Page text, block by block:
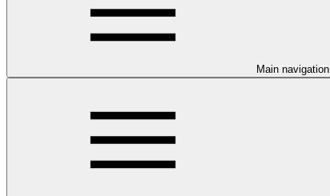
Main navigation